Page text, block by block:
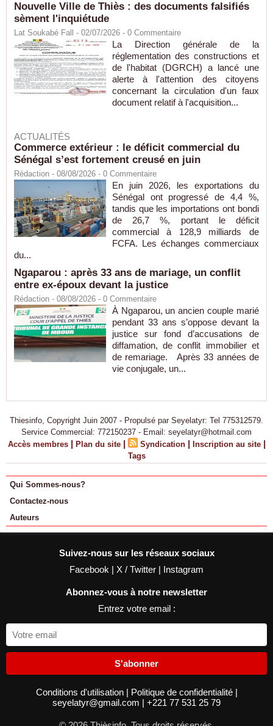
Nouvelle Ville de Thiès : des documents falsifiés
sèment l'inquiétude
Lat Soukabé Fall - 02/07/2026 - 0 Commentaire
La Direction générale de la
réglementation des constructions et
de l'habitat (DGRCH) a lancé une
alerte à l'attention des citoyens
concernant la circulation d'un faux
document relatif à l'acquisition...
ACTUALITÉS
Commerce extérieur : le déficit commercial du
Sénégal s’est fortement creusé en juin
Rédaction - 08/08/2026 - 0 Commentaire
En juin 2026, les exportations du
Sénégal ont progressé de 4,4 %,
tandis que les importations ont bondi
de 26,7 %, portant le déficit
commercial à 128,9 milliards de
FCFA. Les échanges commerciaux
du...
Ngaparou : après 33 ans de mariage, un conflit
entre ex-époux devant la justice
Rédaction - 08/08/2026 - 0 Commentaire
À Ngaparou, un ancien couple marié
pendant 33 ans s’oppose devant la
justice sur fond d’accusations de
diffamation, de conflit immobilier et
de remariage. Après 33 années de
vie conjugale, un...
Thiesinfo, Copyright Juin 2007 - Propulsé par Seyelatyr: Tel 775312579.
Service Commercial: 772150237 - Email: seyelatyr@hotmail.com
Accès membres | Plan du site | Syndication | Inscription au site |
Tags
Qui Sommes-nous?
Contactez-nous
Auteurs
Suivez-nous sur les réseaux sociaux
Facebook | X / Twitter | Instagram
Abonnez-vous à notre newsletter
Entrez votre email :
S'abonner
Conditions d'utilisation | Politique de confidentialité |
seyelatyr@gmail.com | +221 77 531 25 79